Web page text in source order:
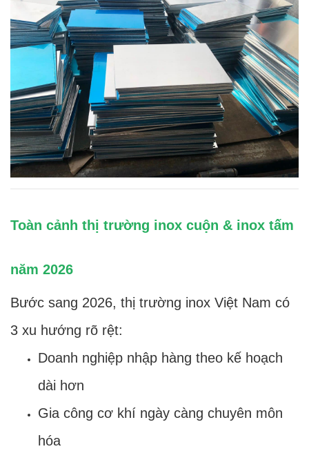
Toàn cảnh thị trường inox cuộn & inox tấm
năm 2026
Bước sang 2026, thị trường inox Việt Nam có
3 xu hướng rõ rệt:
Doanh nghiệp nhập hàng theo kế hoạch
dài hơn
Gia công cơ khí ngày càng chuyên môn
hóa